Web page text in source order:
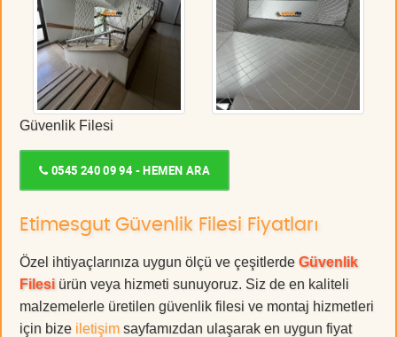
Güvenlik Filesi
0545 240 09 94 - HEMEN ARA
Etimesgut Güvenlik Filesi Fiyatları
Özel ihtiyaçlarınıza uygun ölçü ve çeşitlerde Güvenlik
Filesi ürün veya hizmeti sunuyoruz. Siz de en kaliteli
malzemelerle üretilen güvenlik filesi ve montaj hizmetleri
için bize iletişim sayfamızdan ulaşarak en uygun fiyat